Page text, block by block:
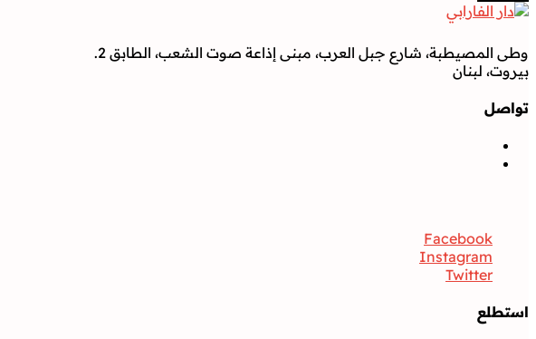
وطى المصيطبة، شارع جبل العرب، مبنى إذاعة صوت الشعب، الطابق 2.
بيروت، لبنان
تواصل
Facebook
Instagram
Twitter
استطلع